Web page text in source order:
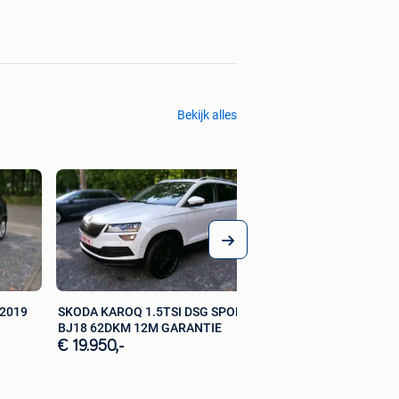
Bekijk alles
SKODA KAROQ 1.5TSI DSG SPORT
BJ18 62DKM 12M GARANTIE
€ 19.950,-